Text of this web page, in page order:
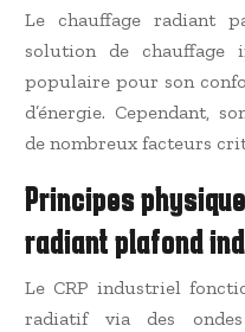
Le chauffage radiant
solution de chauffage
populaire pour son
d’énergie. Cependant,
de nombreux facteurs
Principes
radiant plafond
Le CRP industriel
radiatif via des